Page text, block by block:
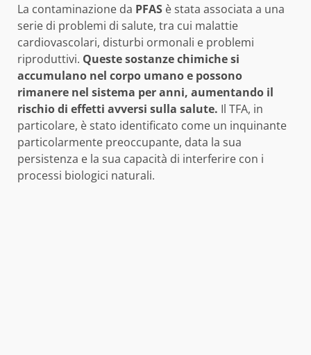
La contaminazione da PFAS è stata associata a una
serie di problemi di salute, tra cui malattie
cardiovascolari, disturbi ormonali e problemi
riproduttivi. Queste sostanze chimiche si
accumulano nel corpo umano e possono
rimanere nel sistema per anni, aumentando il
rischio di effetti avversi sulla salute. Il TFA, in
particolare, è stato identificato come un inquinante
particolarmente preoccupante, data la sua
persistenza e la sua capacità di interferire con i
processi biologici naturali.